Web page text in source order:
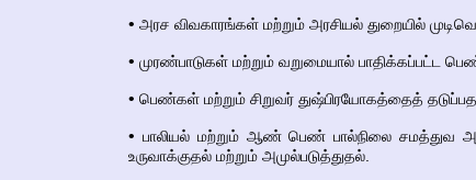
• அரச விவகாரங்கள் மற்றும் அரசியல் துறையில்
• முரண்பாடுகள் மற்றும் வறுமையால் பாதிக்கப்பட்ட
• பெண்கள் மற்றும் சிறுவர் துஷ்பிரயோகத்தைத்
• பாலியல் மற்றும் ஆண் பெண் பால்நிலை சமத்துவ
உருவாக்குதல் மற்றும் அமுல்படுத்துதல்.